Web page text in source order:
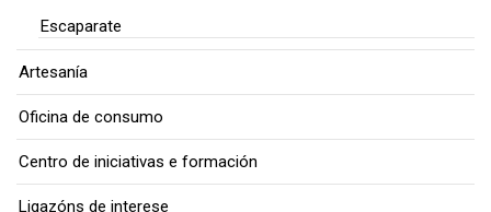
Escaparate
Artesanía
Oficina de consumo
Centro de iniciativas e formación
Ligazóns de interese